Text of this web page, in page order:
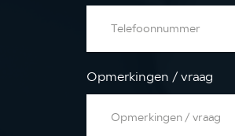
Opmerkingen / vraag